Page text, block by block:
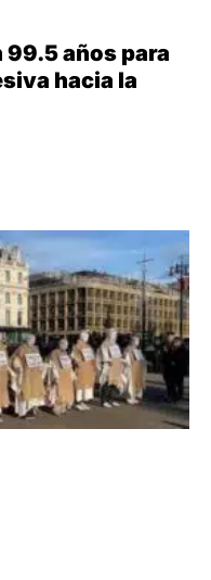
99.5 años para
hacia la